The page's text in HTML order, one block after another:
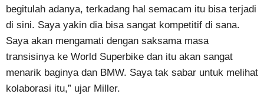
begitulah adanya, terkadang hal semacam itu bisa terjadi
di sini. Saya yakin dia bisa sangat kompetitif di sana.
Saya akan mengamati dengan saksama masa
transisinya ke World Superbike dan itu akan sangat
menarik baginya dan BMW. Saya tak sabar untuk melihat
kolaborasi itu,” ujar Miller.